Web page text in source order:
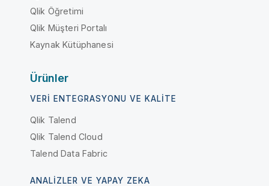
Qlik Öğretimi
Qlik Müşteri Portalı
Kaynak Kütüphanesi
Ürünler
VERI ENTEGRASYONU VE KALITE
Qlik Talend
Qlik Talend Cloud
Talend Data Fabric
ANALIZLER VE YAPAY ZEKA